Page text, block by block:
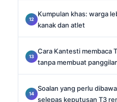
Kumpulan khas: warga
kanak dan atlet
Cara Kantesti membaca
tanpa membuat
Soalan yang perlu
selepas keputusan T3